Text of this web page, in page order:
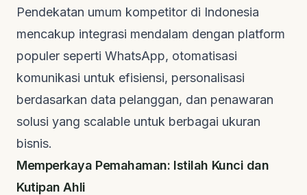
Pendekatan umum kompetitor di Indonesia
mencakup integrasi mendalam dengan platform
populer seperti WhatsApp, otomatisasi
komunikasi untuk efisiensi, personalisasi
berdasarkan data pelanggan, dan penawaran
solusi yang scalable untuk berbagai ukuran
bisnis.
Memperkaya Pemahaman: Istilah Kunci dan
Kutipan Ahli